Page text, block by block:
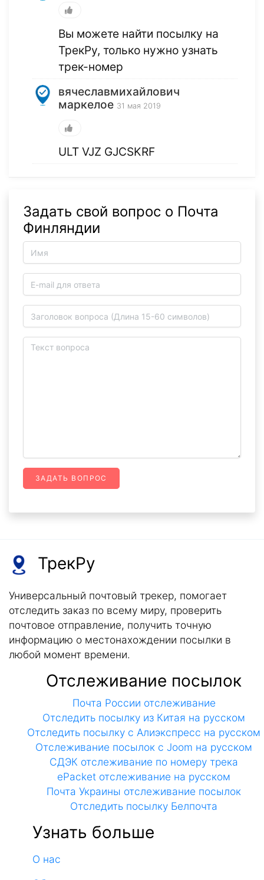
Вы можете найти посылку на
ТрекРу, только нужно узнать
трек-номер
вячеславмихайлович
маркелое 31 мая 2019
ULT VJZ GJCSKRF
Задать свой вопрос о Почта
Финляндии
ЗАДАТЬ ВОПРОС
ТрекРу
Универсальный почтовый трекер, помогает
отследить заказ по всему миру, проверить
почтовое отправление, получить точную
информацию о местонахождении посылки в
любой момент времени.
Отслеживание посылок
Почта России отслеживание
Отследить посылку из Китая на русском
Отследить посылку с Алиэкспресс на русском
Отслеживание посылок с Joom на русском
СДЭК отслеживание по номеру трека
ePacket отслеживание на русском
Почта Украины отслеживание посылок
Отследить посылку Белпочта
Узнать больше
О нас